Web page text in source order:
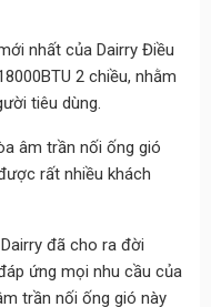
nhất của Dairry Điều
2 chiều, nhằm
tiêu dùng.
âm trần nối ống gió
rất nhiều khách
đã cho ra đời
ứng mọi nhu cầu của
trần nối ống gió này